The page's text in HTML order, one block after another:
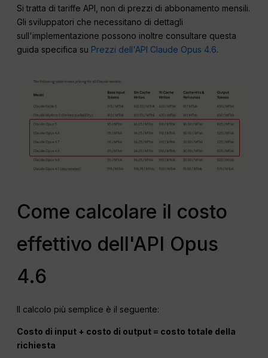
Si tratta di tariffe API, non di prezzi di abbonamento mensili.
Gli sviluppatori che necessitano di dettagli
sull'implementazione possono inoltre consultare questa
guida specifica su Prezzi dell'API Claude Opus 4.6.
Come calcolare il costo
effettivo dell'API Opus
4.6
Il calcolo più semplice è il seguente:
Costo di input + costo di output = costo totale della
richiesta